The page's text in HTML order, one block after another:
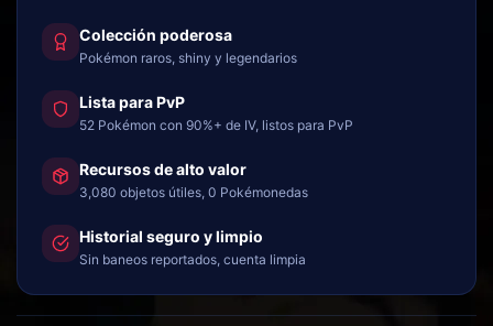
Colección poderosa
Pokémon raros, shiny y legendarios
Lista para PvP
52 Pokémon con 90%+ de IV, listos para PvP
Recursos de alto valor
3,080 objetos útiles, 0 Pokémonedas
Historial seguro y limpio
Sin baneos reportados, cuenta limpia